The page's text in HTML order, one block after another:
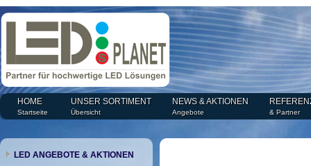
HOME
Startseite
UNSER SORTIMENT
Übersicht
NEWS & AKTIONEN
Angebote & Partner
LED ANGEBOTE & AKTIONEN